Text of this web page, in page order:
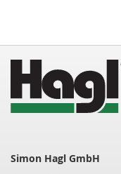
Simon Hagl GmbH